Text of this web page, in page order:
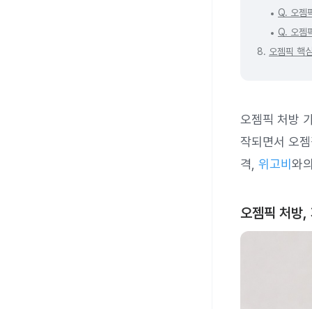
Q. 오젬
Q. 오젬
8. 오젬픽 핵
오젬픽 처방
작되면서 오
격, 위고비 와
오젬픽 처방,